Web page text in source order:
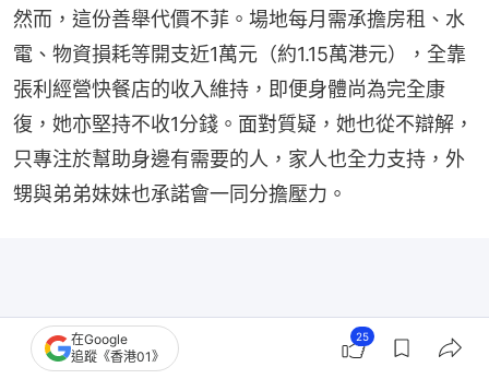
然而，這份善舉代價不菲。場地每月需承擔房租、水
電、物資損耗等開支近1萬元（約1.15萬港元），全靠
張利經營快餐店的收入維持，即便身體尚為完全康
復，她亦堅持不收1分錢。面對質疑，她也從不辯解，
只專注於幫助身邊有需要的人，家人也全力支持，外
甥與弟弟妹妹也承諾會一同分擔壓力。
在Google
追蹤《香港01》
25